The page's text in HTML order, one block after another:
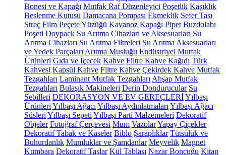
Bonesi ve Kapağı Mutfak Raf Düzenleyici Poşetlik Kaşıklık
Beslenme Kutusu Damacana Pompası Ekmeklik Sefer Tası
Streç Film Peçete Yüzüğü Kavanoz Kapağı Pipet Buzdolabı
Poşeti Doypack Su Arıtma Cihazları ve Aksesuarları Su
Arıtma Cihazları Su Arıtma Filtreleri Su Arıtma Aksesuarları
ve Yedek Parçaları Arıtma Musluğu Endüstriyel Mutfak
Ürünleri Gıda ve İçecek Kahve Filtre Kahve Kağıdı Türk
Kahvesi Kapsül Kahve Filtre Kahve Çekirdek Kahve Mutfak
Tezgahları Laminant Mutfak Tezgahları Ahşap Mutfak
Tezgahları Bulaşık Makineleri Derin Dondurucular Su
Sebilleri DEKORASYON VE EV GEREÇLERİYılbaşı
Ürünleri Yılbaşı Ağacı Yılbaşı Aydınlatmaları Yılbaşı Ağacı
Süsleri Yılbaşı Sepeti Yılbaşı Parti Malzemeleri Dekoratif
Objeler Fotoğraf Çerçevesi Mum VazolarYapay Çiçekler
Dekoratif Tabak ve Kaseler Biblo Şaraplıklar Tütsülük ve
Buhurdanlık Mumluklar ve Şamdanlar Meyvelik Magnet
Kumbara Dekoratif Taşlar Kül Tablası Nazar Boncuğu Kitap